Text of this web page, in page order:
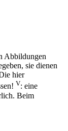
Abbildungen
sie dienen
hier
V: eine
Beim